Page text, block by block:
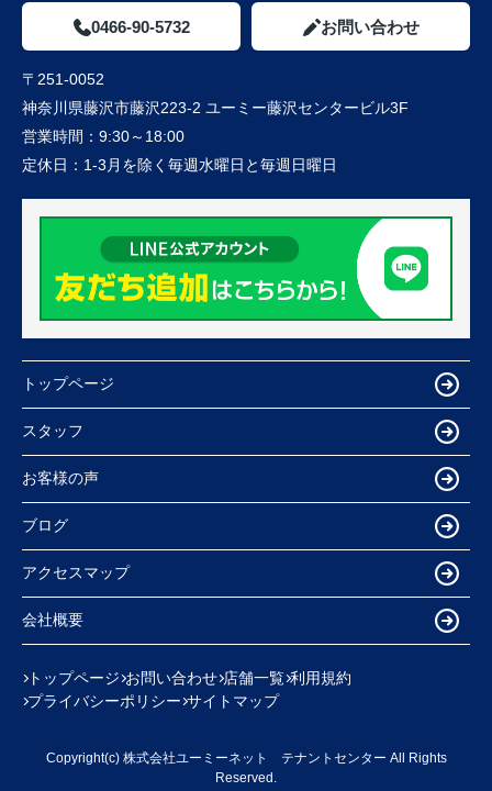
0466-90-5732 お問い合わせ
〒251-0052
神奈川県藤沢市藤沢223-2 ユーミー藤沢センタービル3F
営業時間： 9:30～18:00
定休日： 1-3月を除く毎週水曜日と毎週日曜日
トップページ
スタッフ
お客様の声
ブログ
アクセスマップ
会社概要
トップページ お問い合わせ 店舗一覧 利用規約
プライバシーポリシー サイトマップ
Copyright(c) 株式会社ユーミーネット テナントセンター All Rights
Reserved.